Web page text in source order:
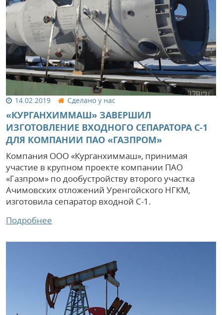
14.02.2019 Сделано у нас
«КУРГАНХИММАШ» ЗАВЕРШИЛ
ИЗГОТОВЛЕНИЕ ВХОДНОГО СЕПАРАТОРА С-1
ДЛЯ КОМПАНИИ ПАО «ГАЗПРОМ»
Компания ООО «Курганхиммаш», принимая
участие в крупном проекте компании ПАО
«Газпром» по дообустройству второго участка
Ачимовских отложений Уренгойского НГКМ,
изготовила сепаратор входной С-1.
Подробнее